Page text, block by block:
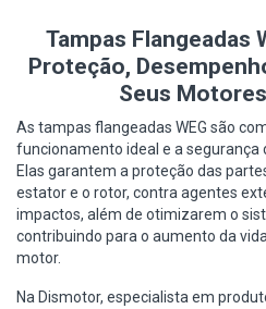
Tampas Flangeadas
Proteção,
Seus
As tampas flangeadas WEG são
funcionamento ideal e a segurança
Elas garantem a proteção das
estator e o rotor, contra agentes
impactos, além de otimizarem o
contribuindo para o aumento da
motor.
Na Dismotor, especialista em